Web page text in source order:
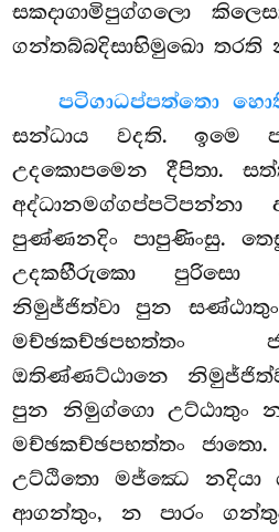
සකදාගාමිපුග්ගලො
ගන්තබ්බදිසාභිමුඛො තරති
පටිගාධප්පත්තො
සන්ධාය වදති. ඉමෙ
උදකොපමෙන දීපිතා.
අද්ධානමග්ගප්පටිපන්නා
පුණ්ණනදිං පාපුණිංසු.
උදකභීරුකො පුරිසො
නිමුජ්ජිත්වා පුන
මච්ඡකච්ඡපභත්තං
ඔතිණ්ණට්ඨානෙ
පුන නිමුග්ගො උට්ඨාතුං
මච්ඡකච්ඡපභත්තං
උට්ඨිතො මජ්ඣෙ නදියා
ආගන්තුං, න පාරං